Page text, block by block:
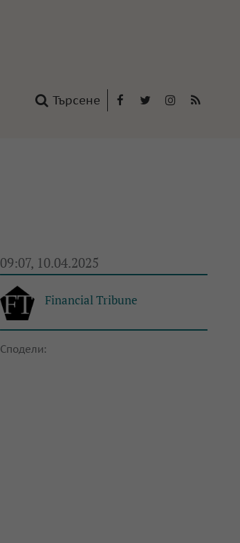
Търсене
09:07, 10.04.2025
Financial Tribune
Сподели: